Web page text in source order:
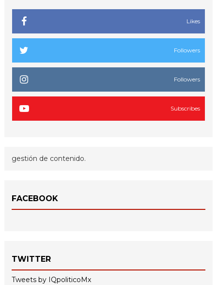
Likes
Followers
Followers
Subscribes
gestión de contenido.
FACEBOOK
TWITTER
Tweets by IQpoliticoMx